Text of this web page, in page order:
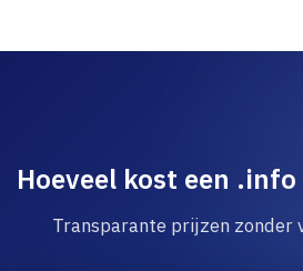
Hoeveel kost een
Transparante prijzen zonder